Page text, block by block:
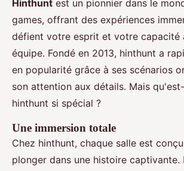
Hinthunt est un pionnier dans le
games, offrant des expériences
défient votre esprit et votre capacité
équipe. Fondé en 2013, hinthunt a
en popularité grâce à ses scénarios
son attention aux détails. Mais
hinthunt si spécial ?
Une immersion totale
Chez hinthunt, chaque salle est
plonger dans une histoire captivante.